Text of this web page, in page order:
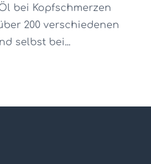
bei Kopfschmerzen
200 verschiedenen
selbst bei...